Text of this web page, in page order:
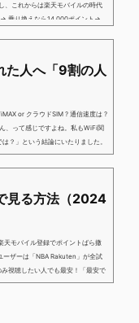
、これからは楽天モバイルの時代
→ 乗り換えなら14,000ポイント→
楽天モバイル。ついに「最後の賭
ャンペーン概要三木谷社長の特
た人へ「9割の人
or クラウドSIM ? 通信速度は ?
、って感じですよね。私もWiFi関
？」という結論にいたりました。
からない」と言う人向けに【最終
はこれだけでいいやん」というも
見る方法（2024
天モバイル登録でポイントばら撒
ザーは「NBA Rakuten」が全試
聴したい人でも最安！「最安で
不明な状況...楽天モバイルでNBAを